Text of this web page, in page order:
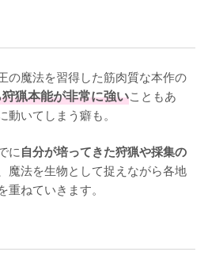
の魔法を習得した筋肉質な本作の
猟本能が非常に強いこともあ
いてしまう癖も。
に自分が培ってきた狩猟や採集の
魔法を生物として捉えながら各地
ねていきます。